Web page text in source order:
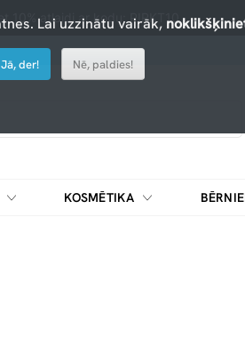
10% atlaidi ar kodu: PIRKT10
KOSMĒTIKA
Lai uzzinātu vairāk,
Jā, der! Nē, paldies!